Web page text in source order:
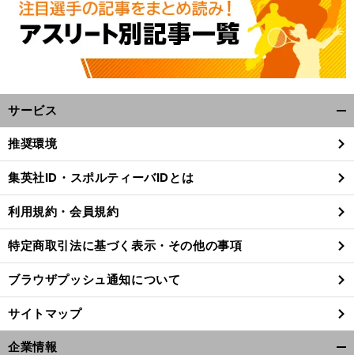
サービス
閉
る
推奨環境
集英社ID・スポルティーバIDとは
利用規約・会員規約
特定商取引法に基づく表示・その他の事項
ブラウザプッシュ通知について
サイトマップ
企業情報